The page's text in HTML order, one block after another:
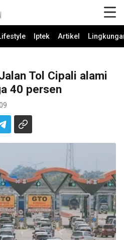
Iptek Artikel
Tol Cipali alami
40 persen